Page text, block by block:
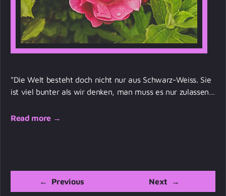
"Die Welt besteht doch nicht nur aus Schwarz-Weiss. Sie
ist viel bunter als wir denken, man muss es nur zulassen…
Read more →
← Previous Next →